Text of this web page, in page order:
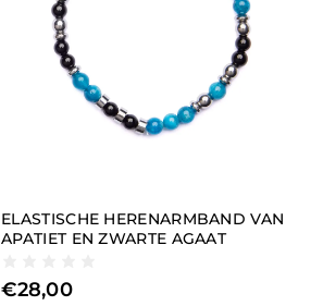
ELASTISCHE HERENARMBAND VAN
APATIET EN ZWARTE AGAAT
€28,00